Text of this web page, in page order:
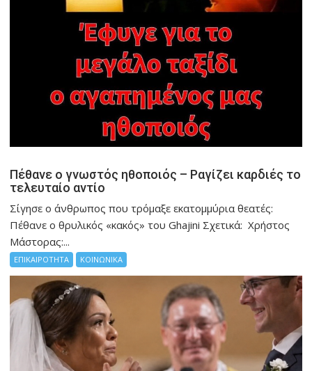
Πέθανε ο γνωστός ηθοποιός – Ραγίζει καρδιές το
τελευταίο αντίο
Σίγησε ο άνθρωπος που τρόμαξε εκατομμύρια θεατές:
Πέθανε ο θρυλικός «κακός» του Ghajini Σχετικά: Χρήστος
Μάστορας:...
ΕΠΙΚΑΙΡΟΤΗΤΑ ΚΟΙΝΩΝΙΚΑ